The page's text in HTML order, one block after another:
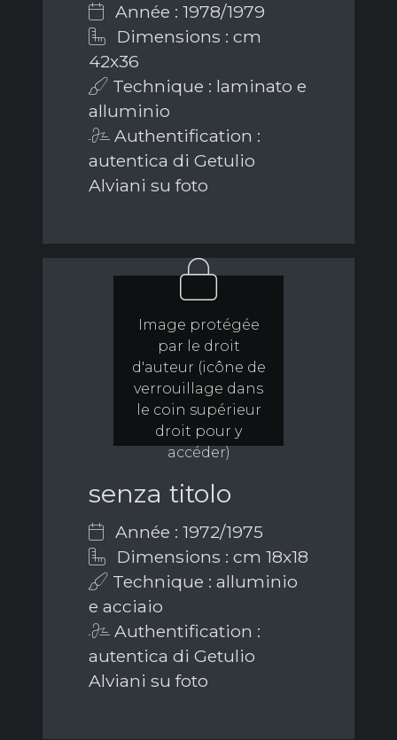
Année : 1978/1979
Dimensions : cm
42x36
Technique : laminato e
alluminio
Authentification :
autentica di Getulio
Alviani su foto
Image protégée
par le droit
d'auteur (icône de
verrouillage dans
le coin supérieur
droit pour y
accéder)
senza titolo
Année : 1972/1975
Dimensions : cm 18x18
Technique : alluminio
e acciaio
Authentification :
autentica di Getulio
Alviani su foto